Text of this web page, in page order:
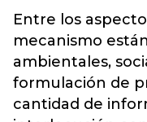
Entre los
mecanismo
ambientales,
formulación de
cantidad de